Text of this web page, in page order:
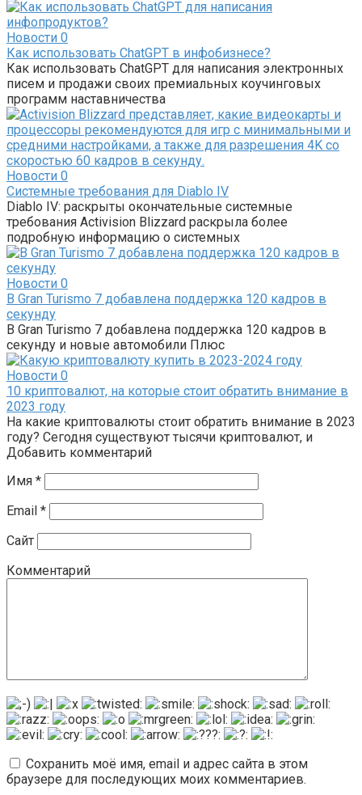
Новости 0
Как использовать ChatGPT в инфобизнесе?
Как использовать ChatGPT для написания электронных
писем и продажи своих премиальных коучинговых
программ наставничества
Новости 0
Системные требования для Diablo IV
Diablo IV: раскрыты окончательные системные
требования Activision Blizzard раскрыла более
подробную информацию о системных
Новости 0
В Gran Turismo 7 добавлена ​​поддержка 120 кадров в
секунду
В Gran Turismo 7 добавлена ​​поддержка 120 кадров в
секунду и новые автомобили Плюс
Новости 0
10 криптовалют, на которые стоит обратить внимание в
2023 году
На какие криптовалюты стоит обратить внимание в 2023
году? Сегодня существуют тысячи криптовалют, и
Добавить комментарий
Имя *
Email *
Сайт
Комментарий
Сохранить моё имя, email и адрес сайта в этом
браузере для последующих моих комментариев.